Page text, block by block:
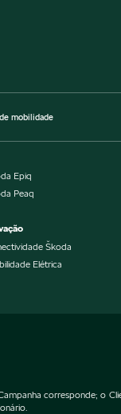
mobilidade
Epiq
Peaq
Škoda
Elétrica
corresponde; o